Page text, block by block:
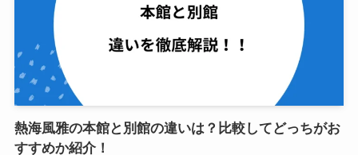
熱海風雅の本館と別館の違いは？比較してどっちがお
すすめか紹介！